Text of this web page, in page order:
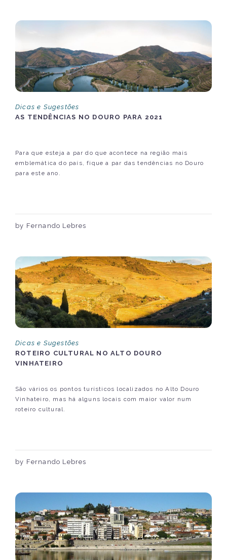
Dicas e Sugestões
AS TENDÊNCIAS NO DOURO PARA 2021
Para que esteja a par do que acontece na região mais
emblemática do país, fique a par das tendências no Douro
para este ano.
by Fernando Lebres
Dicas e Sugestões
ROTEIRO CULTURAL NO ALTO DOURO
VINHATEIRO
São vários os pontos turísticos localizados no Alto Douro
Vinhateiro, mas há alguns locais com maior valor num
roteiro cultural.
by Fernando Lebres